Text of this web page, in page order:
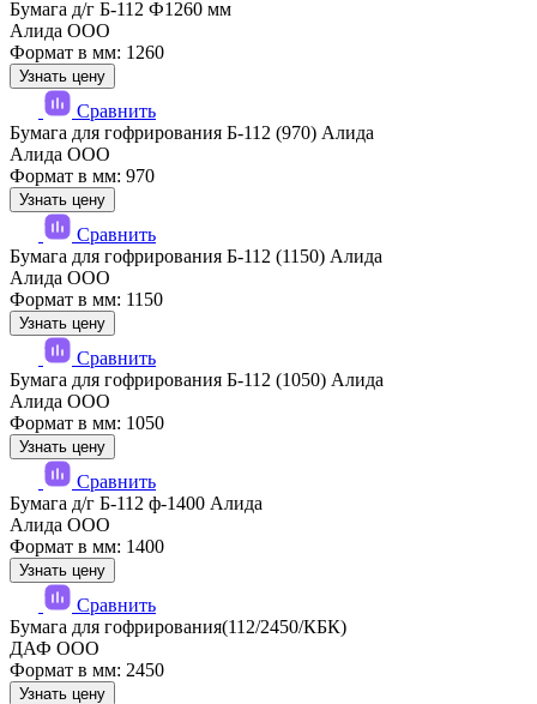
Бумага д/г Б-112 Ф1260 мм
Алида ООО
Формат в мм: 1260
Узнать цену
Сравнить
Бумага для гофрирования Б-112 (970) Алида
Алида ООО
Формат в мм: 970
Узнать цену
Сравнить
Бумага для гофрирования Б-112 (1150) Алида
Алида ООО
Формат в мм: 1150
Узнать цену
Сравнить
Бумага для гофрирования Б-112 (1050) Алида
Алида ООО
Формат в мм: 1050
Узнать цену
Сравнить
Бумага д/г Б-112 ф-1400 Алида
Алида ООО
Формат в мм: 1400
Узнать цену
Сравнить
Бумага для гофрирования(112/2450/КБК)
ДАФ ООО
Формат в мм: 2450
Узнать цену